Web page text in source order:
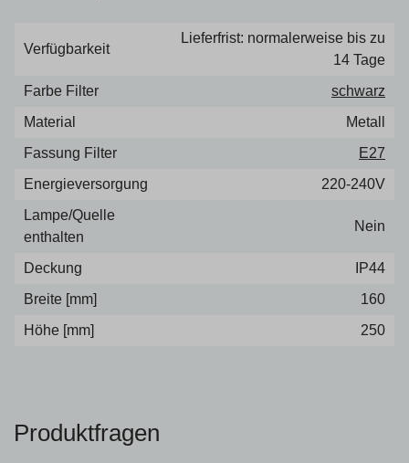
Verfügbarkeit
Lieferfrist: normalerweise bis zu
14 Tage
Farbe Filter
schwarz
Material
Metall
Fassung Filter
E27
Energieversorgung
220-240V
Lampe/Quelle
enthalten
Nein
Deckung
IP44
Breite [mm]
160
Höhe [mm]
250
Produktfragen